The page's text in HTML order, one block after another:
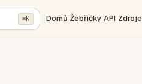
⌘K Domů Žebříčky API Zdroje